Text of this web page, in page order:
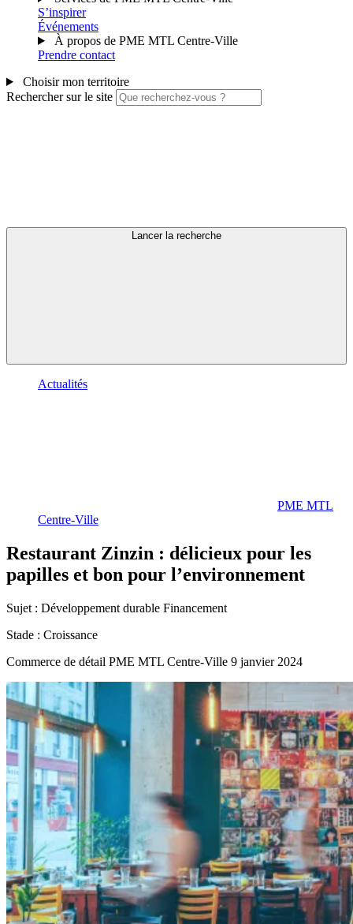
S’inspirer
Événements
À propos de PME MTL Centre-Ville
Prendre contact
Choisir mon territoire
Rechercher sur le site
Lancer la recherche
Actualités
PME MTL
Centre-Ville
Restaurant Zinzin : délicieux pour les
papilles et bon pour l’environnement
Sujet : Développement durable Financement
Stade : Croissance
Commerce de détail PME MTL Centre-Ville 9 janvier 2024